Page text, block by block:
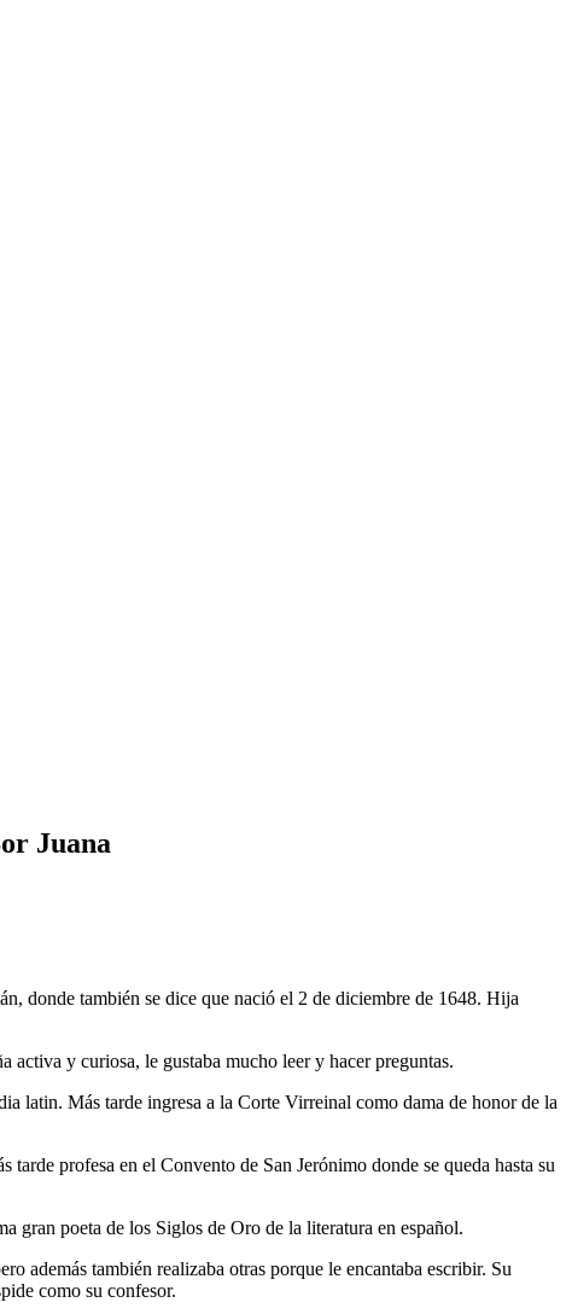
Juana
donde también se dice que nació el 2 de diciembre de 1648. Hija
activa y curiosa, le gustaba mucho leer y hacer preguntas.
latin. Más tarde ingresa a la Corte Virreinal como dama de honor de la
profesa en el Convento de San Jerónimo donde se queda hasta su
gran poeta de los Siglos de Oro de la literatura en español.
además también realizaba otras porque le encantaba escribir. Su
como su confesor.